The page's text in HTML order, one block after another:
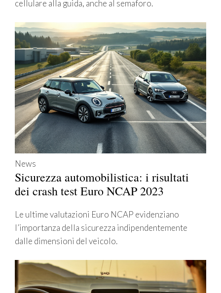
cellulare alla guida, anche al semaforo.
News
Sicurezza automobilistica: i risultati
dei crash test Euro NCAP 2023
Le ultime valutazioni Euro NCAP evidenziano
l’importanza della sicurezza indipendentemente
dalle dimensioni del veicolo.